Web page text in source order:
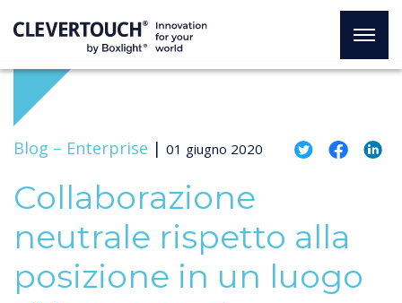
Blog – Enterprise | 01 giugno 2020
Collaborazione
neutrale rispetto alla
posizione in un luogo